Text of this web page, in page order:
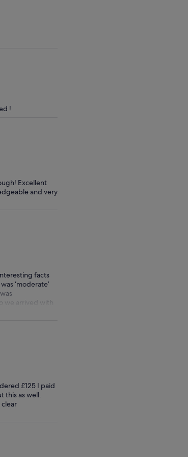
!
Excellent
and very
facts
‘moderate’
we arrived with
£125 I paid
this as well.